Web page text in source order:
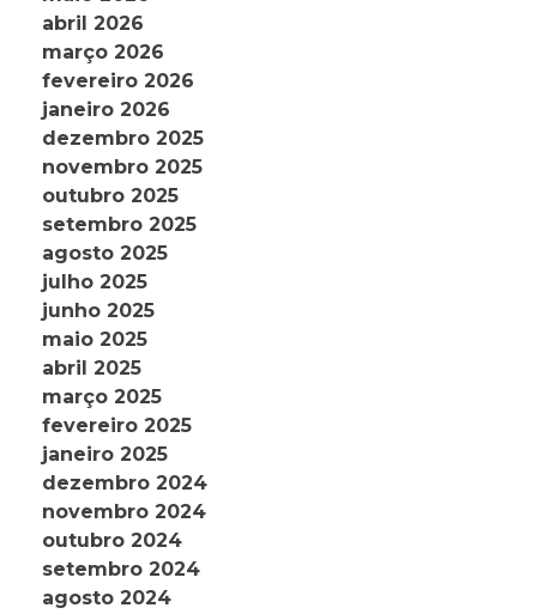
abril 2026
março 2026
fevereiro 2026
janeiro 2026
dezembro 2025
novembro 2025
outubro 2025
setembro 2025
agosto 2025
julho 2025
junho 2025
maio 2025
abril 2025
março 2025
fevereiro 2025
janeiro 2025
dezembro 2024
novembro 2024
outubro 2024
setembro 2024
agosto 2024